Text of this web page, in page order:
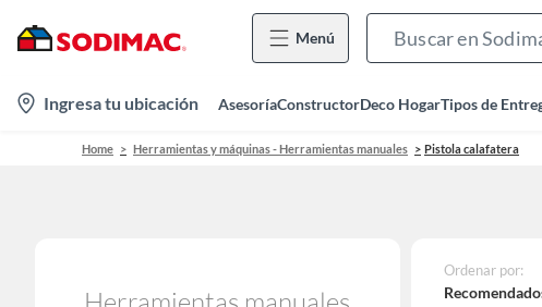
Menú
location-
icon
Ingresa tu ubicación AsesoríaConstructorDeco HogarTipos de
Home Herramientas y máquinas - Herramientas manuales Pistola calafatera
Ordenar por: